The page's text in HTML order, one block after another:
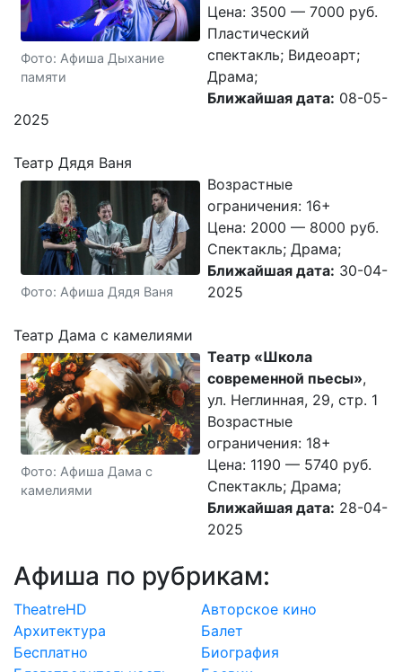
Фото: Афиша Дыхание
памяти
Цена: 3500 — 7000 руб.
Пластический
спектакль; Видеоарт;
Драма;
Ближайшая дата: 08-05-
2025
Театр Дядя Ваня
Фото: Афиша Дядя Ваня
Возрастные
ограничения: 16+
Цена: 2000 — 8000 руб.
Спектакль; Драма;
Ближайшая дата: 30-04-
2025
Театр Дама с камелиями
Фото: Афиша Дама с
камелиями
Театр «Школа
современной пьесы»,
ул. Неглинная, 29, стр. 1
Возрастные
ограничения: 18+
Цена: 1190 — 5740 руб.
Спектакль; Драма;
Ближайшая дата: 28-04-
2025
Афиша по рубрикам:
TheatreHD
Авторское кино
Архитектура
Балет
Бесплатно
Биография